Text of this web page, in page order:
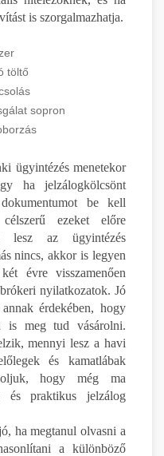
is szorgalmazhatja.
töltő
sopron
ügyintézés menetekor
ha jelzálogkölcsönt
be kell
ezeket előre
lesz az ügyintézés
nincs, akkor is legyen
évre visszamenően
nyilatkozatok. Jó
érdekében, hogy
meg tud vásárolni.
mennyi lesz a havi
és kamatlábak
hogy még ma
és praktikus jelzálog
ha megtanul olvasni a
a különböző